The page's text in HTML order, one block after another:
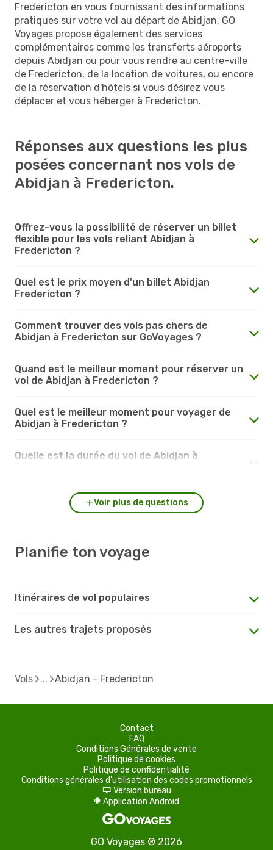
Fredericton en vous fournissant des informations
pratiques sur votre vol au départ de Abidjan. GO
Voyages propose également des services
complémentaires comme les transferts aéroports
depuis Abidjan ou pour vous rendre au centre-ville
de Fredericton, de la location de voitures, ou encore
de la réservation d'hôtels si vous désirez vous
déplacer et vous héberger à Fredericton.
Réponses aux questions les plus
posées concernant nos vols de
Abidjan à Fredericton.
Offrez-vous la possibilité de réserver un billet
flexible pour les vols reliant Abidjan à
Fredericton ?
Quel est le prix moyen d'un billet Abidjan
Fredericton ?
Comment trouver des vols pas chers de
Abidjan à Fredericton sur GoVoyages ?
Quand est le meilleur moment pour réserver un
vol de Abidjan à Fredericton ?
Quel est le meilleur moment pour voyager de
Abidjan à Fredericton ?
Quelle est la durée du vol de Abidjan à
Voir plus de questions
Planifie ton voyage
Itinéraires de vol populaires
Les autres trajets proposés
Vols Abidjan - Fredericton
Contact
FAQ
Conditions Générales de vente
Politique de cookies
Politique de confidentialité
Conditions générales d'utilisation des codes promotionnels
d Version bureau
A Application Android
GO Voyages ® 2026